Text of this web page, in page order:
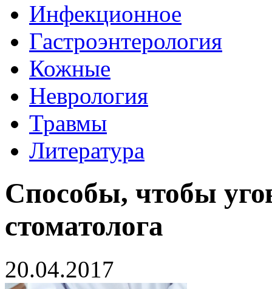
Инфекционное
Гастроэнтерология
Кожные
Неврология
Травмы
Литература
Способы, чтобы
стоматолога
20.04.2017